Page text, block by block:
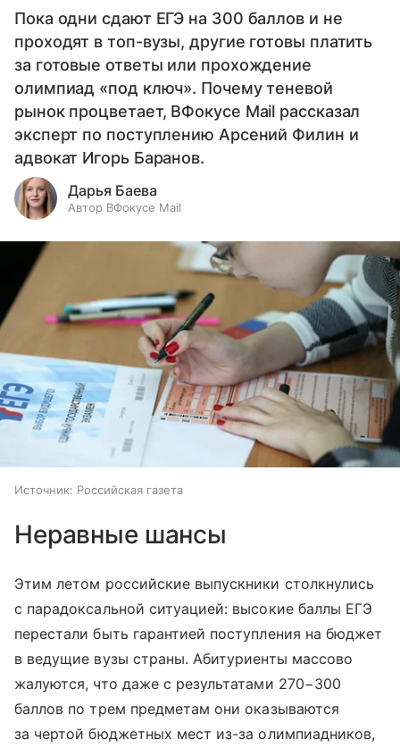
Пока одни сдают ЕГЭ на 300 баллов и не
проходят в топ-вузы, другие готовы платить
за готовые ответы или прохождение
олимпиад «под ключ». Почему теневой
рынок процветает, ВФокусе Mail рассказал
эксперт по поступлению Арсений Филин и
адвокат Игорь Баранов.
Дарья Баева
Автор ВФокусе Mail
Источник: Российская газета
Неравные шансы
Этим летом российские выпускники столкнулись
с парадоксальной ситуацией: высокие баллы ЕГЭ
перестали быть гарантией поступления на бюджет
в ведущие вузы страны. Абитуриенты массово
жалуются, что даже с результатами 270−300
баллов по трем предметам они оказываются
за чертой бюджетных мест из-за олимпиадников,